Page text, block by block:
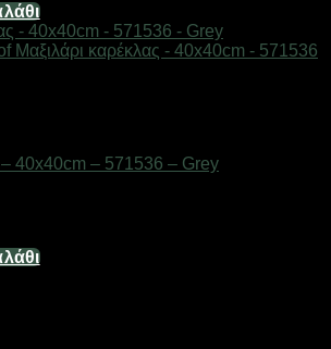
– 40x40cm – 571536 – Grey